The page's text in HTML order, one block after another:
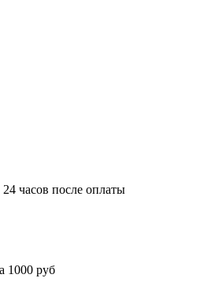
24 часов после оплаты
1000 руб